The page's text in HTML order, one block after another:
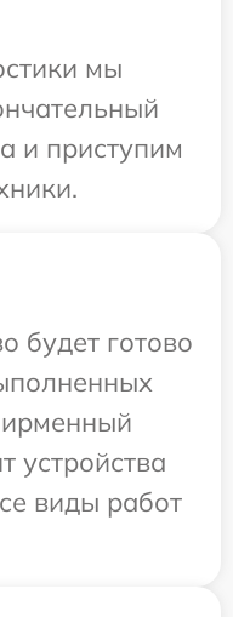
мы
и приступим
будет готово
устройства
виды работ